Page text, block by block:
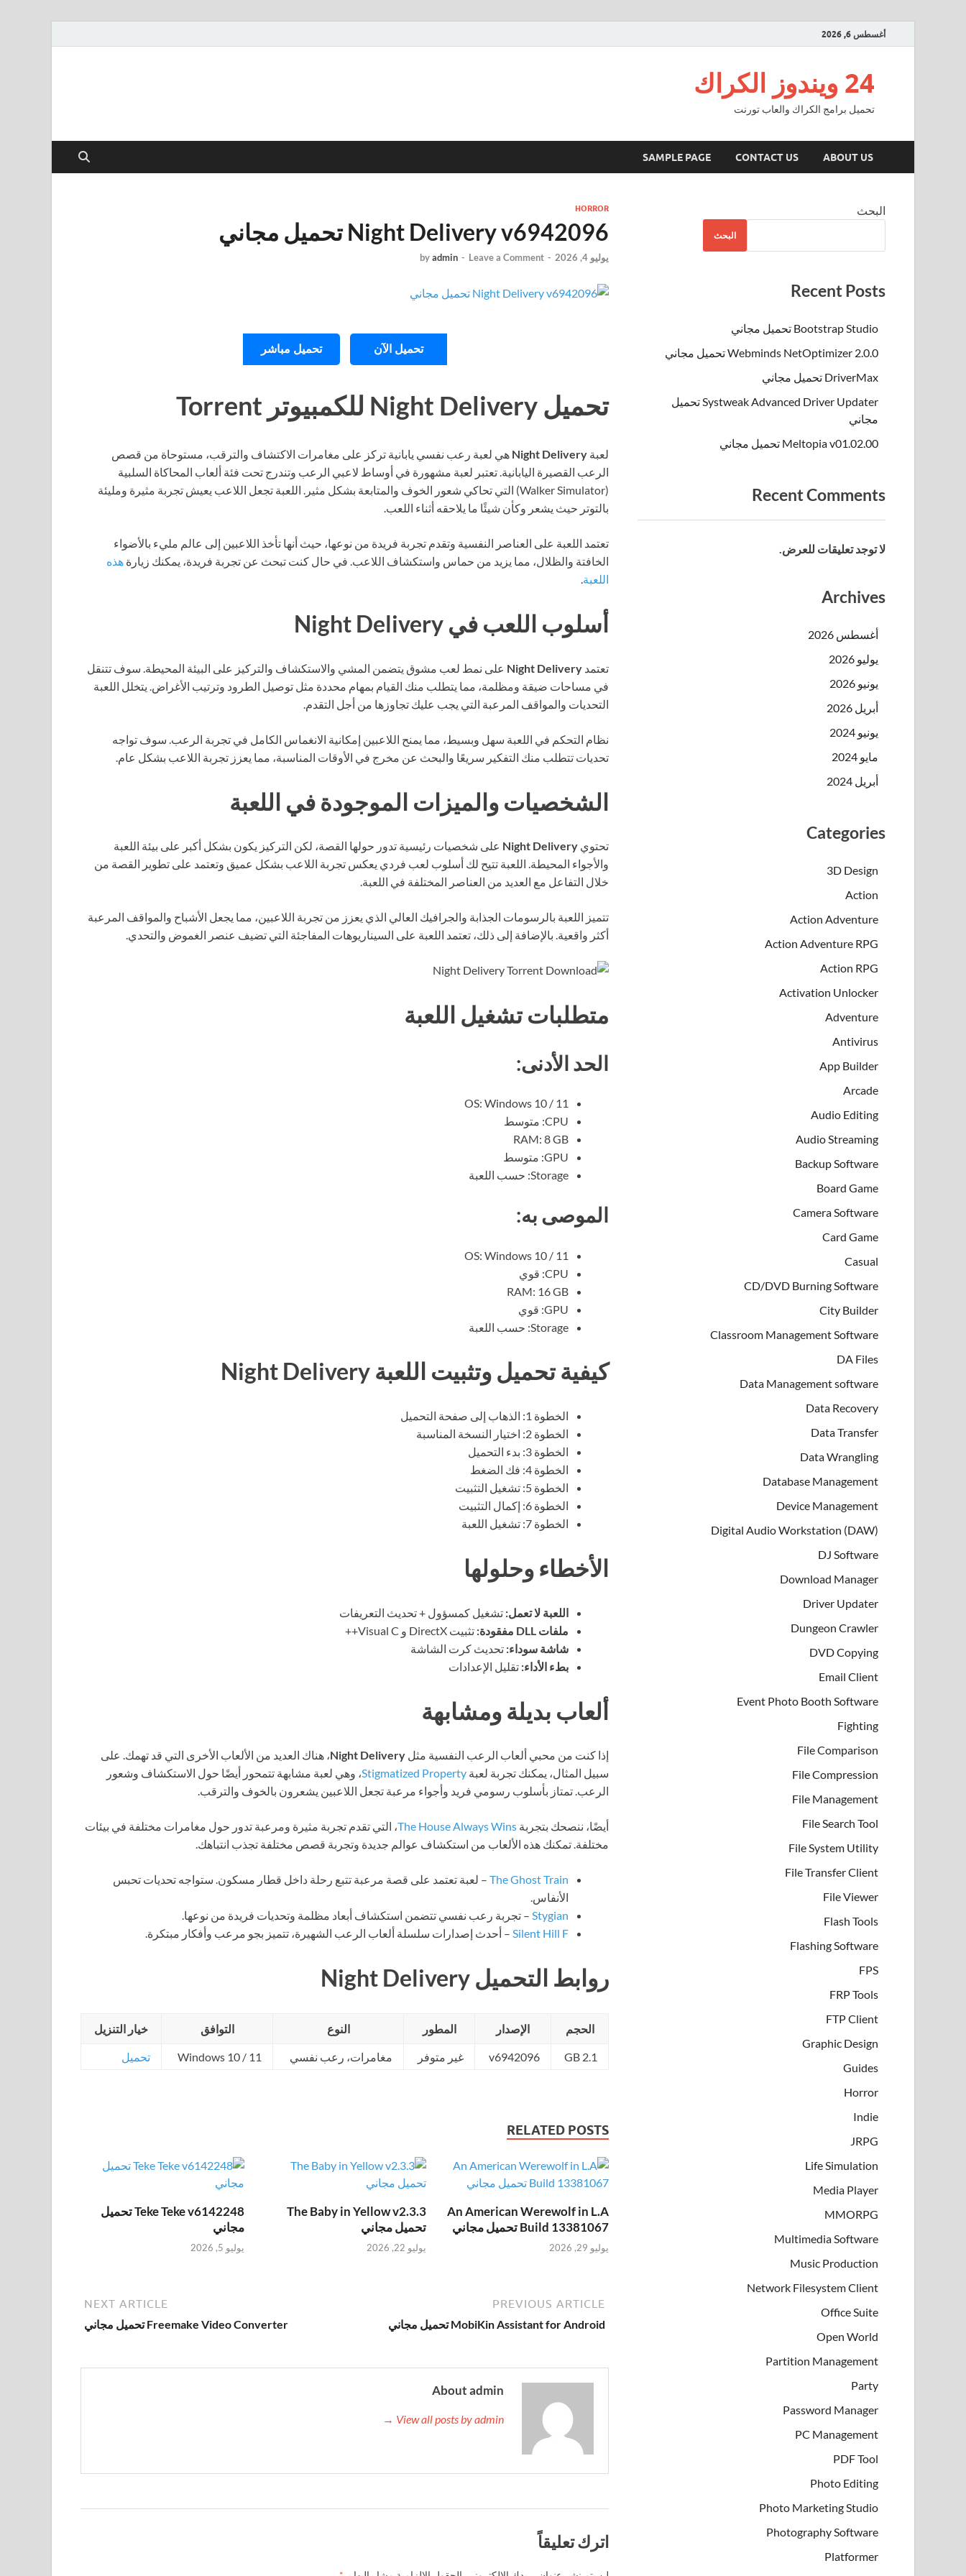
أغسطس 6, 2026
24 ويندوز الكراك
تحميل برامج الكراك والعاب تورنت
ABOUT US
CONTACT US
SAMPLE PAGE
HORROR
Night Delivery v6942096 تحميل مجاني
يوليو 4, 2026 -
byadmin - Leave a Comment
تحميل الآن تحميل مباشر
تحميل Night Delivery للكمبيوتر Torrent
لعبة Night Delivery هي لعبة رعب نفسي يابانية تركز على مغامرات الاكتشاف والترقب، مستوحاة من قصص
الرعب القصيرة اليابانية. تعتبر لعبة مشهورة في أوساط لاعبي الرعب وتندرج تحت فئة ألعاب المحاكاة السلبية
(Walker Simulator) التي تحاكي شعور الخوف والمتابعة بشكل مثير. اللعبة تجعل اللاعب يعيش تجربة مثيرة ومليئة
بالتوتر حيث يشعر وكأن شيئًا ما يلاحقه أثناء اللعب.
تعتمد اللعبة على العناصر النفسية وتقدم تجربة فريدة من نوعها، حيث أنها تأخذ اللاعبين إلى عالم مليء بالأضواء
الخافتة والظلال، مما يزيد من حماس واستكشاف اللاعب. في حال كنت تبحث عن تجربة فريدة، يمكنك زيارة هذه
اللعبة.
أسلوب اللعب في Night Delivery
تعتمد Night Delivery على نمط لعب مشوق يتضمن المشي والاستكشاف والتركيز على البيئة المحيطة. سوف تتنقل
في مساحات ضيقة ومظلمة، مما يتطلب منك القيام بمهام محددة مثل توصيل الطرود وترتيب الأغراض. يتخلل اللعبة
التحديات والمواقف المرعبة التي يجب عليك تجاوزها من أجل التقدم.
نظام التحكم في اللعبة سهل وبسيط، مما يمنح اللاعبين إمكانية الانغماس الكامل في تجربة الرعب. سوف تواجه
تحديات تتطلب منك التفكير سريعًا والبحث عن مخرج في الأوقات المناسبة، مما يعزز تجربة اللاعب بشكل عام.
الشخصيات والميزات الموجودة في اللعبة
تحتوي Night Delivery على شخصيات رئيسية تدور حولها القصة، لكن التركيز يكون بشكل أكبر على بيئة اللعبة
والأجواء المحيطة. اللعبة تتيح لك أسلوب لعب فردي يعكس تجربة اللاعب بشكل عميق وتعتمد على تطوير القصة من
خلال التفاعل مع العديد من العناصر المختلفة في اللعبة.
تتميز اللعبة بالرسومات الجذابة والجرافيك العالي الذي يعزز من تجربة اللاعبين، مما يجعل الأشباح والمواقف المرعبة
أكثر واقعية. بالإضافة إلى ذلك، تعتمد اللعبة على السيناريوهات المفاجئة التي تضيف عنصر الغموض والتحدي.
متطلبات تشغيل اللعبة
الحد الأدنى:
OS: Windows 10 / 11
CPU: متوسط
RAM: 8 GB
GPU: متوسط
Storage: حسب اللعبة
الموصى به:
OS: Windows 10 / 11
CPU: قوي
RAM: 16 GB
GPU: قوي
Storage: حسب اللعبة
كيفية تحميل وتثبيت اللعبة Night Delivery
الخطوة 1: الذهاب إلى صفحة التحميل
الخطوة 2: اختيار النسخة المناسبة
الخطوة 3: بدء التحميل
الخطوة 4: فك الضغط
الخطوة 5: تشغيل التثبيت
الخطوة 6: إكمال التثبيت
الخطوة 7: تشغيل اللعبة
الأخطاء وحلولها
اللعبة لا تعمل: تشغيل كمسؤول + تحديث التعريفات
ملفات DLL مفقودة:
تثبيت DirectX و Visual C++
شاشة سوداء: تحديث كرت الشاشة
بطء الأداء: تقليل الإعدادات
ألعاب بديلة ومشابهة
إذا كنت من محبي ألعاب الرعب النفسية مثل Night Delivery، هناك العديد من الألعاب الأخرى التي قد تهمك. على
سبيل المثال، يمكنك تجربة لعبة Stigmatized Property، وهي لعبة مشابهة تتمحور أيضًا حول الاستكشاف وشعور
الرعب. تمتاز بأسلوب رسومي فريد وأجواء مرعبة تجعل اللاعبين يشعرون بالخوف والترقب.
أيضًا، ننصحك بتجربة The House Always Wins، التي تقدم تجربة مثيرة ومرعبة تدور حول مغامرات مختلفة في بيئات
مختلفة. تمكنك هذه الألعاب من استكشاف عوالم جديدة وتجربة قصص مختلفة تجذب انتباهك.
The Ghost Train – لعبة تعتمد على قصة مرعبة تتبع رحلة داخل قطار مسكون. ستواجه تحديات تحبس
الأنفاس.
Stygian – تجربة رعب نفسي تتضمن استكشاف أبعاد مظلمة وتحديات فريدة من نوعها.
Silent Hill F – أحدث إصدارات سلسلة ألعاب الرعب الشهيرة، تتميز بجو مرعب وأفكار مبتكرة.
روابط التحميل Night Delivery
الحجم الإصدار المطور النوع التوافق خيار التنزيل
2.1 GB
v6942096 غير متوفر مغامرات، رعب نفسي Windows 10 / 11 تحميل
RELATED POSTS
An American Werewolf in L.A
Build 13381067 تحميل مجاني
يوليو 29, 2026
The Baby in Yellow v2.3.3
تحميل مجاني
يوليو 22, 2026
Teke Teke v6142248 تحميل
مجاني
يوليو 5, 2026
PREVIOUS ARTICLE
MobiKin Assistant for Android تحميل مجاني
NEXT ARTICLE
Freemake Video Converter تحميل مجاني
About admin
View all posts by admin →
اترك تعليقاً
البحث
البحث
Recent Posts
Bootstrap Studio تحميل مجاني
Webminds NetOptimizer 2.0.0 تحميل مجاني
DriverMax تحميل مجاني
Systweak Advanced Driver Updater تحميل
مجاني
Meltopia v01.02.00 تحميل مجاني
Recent Comments
لا توجد تعليقات للعرض.
Archives
أغسطس 2026
يوليو 2026
يونيو 2026
أبريل 2026
يونيو 2024
مايو 2024
أبريل 2024
Categories
3D Design
Action
Action Adventure
Action Adventure RPG
Action RPG
Activation Unlocker
Adventure
Antivirus
App Builder
Arcade
Audio Editing
Audio Streaming
Backup Software
Board Game
Camera Software
Card Game
Casual
CD/DVD Burning Software
City Builder
Classroom Management Software
DA Files
Data Management software
Data Recovery
Data Transfer
Data Wrangling
Database Management
Device Management
Digital Audio Workstation (DAW)
DJ Software
Download Manager
Driver Updater
Dungeon Crawler
DVD Copying
Email Client
Event Photo Booth Software
Fighting
File Comparison
File Compression
File Management
File Search Tool
File System Utility
File Transfer Client
File Viewer
Flash Tools
Flashing Software
FPS
FRP Tools
FTP Client
Graphic Design
Guides
Horror
Indie
JRPG
Life Simulation
Media Player
MMORPG
Multimedia Software
Music Production
Network Filesystem Client
Office Suite
Open World
Partition Management
Party
Password Manager
PC Management
PDF Tool
Photo Editing
Photo Marketing Studio
Photography Software
Platformer